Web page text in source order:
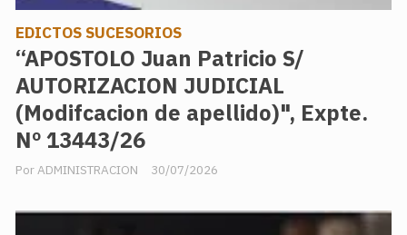
“APOSTOLO Juan Patricio S/
AUTORIZACION JUDICIAL
(Modifcacion de apellido)", Expte.
Nº 13443/26
ADMINISTRACION
EDICTOS SUCESORIOS
30/07/2026